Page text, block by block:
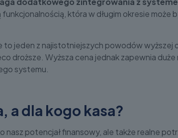
która w długim okresie może
to jeden z najistotniejszych powodów
droższe. Wyższa cena jednak zapewnia
systemu.
a dla kogo kasa?
potencjał finansowy, ale także realne